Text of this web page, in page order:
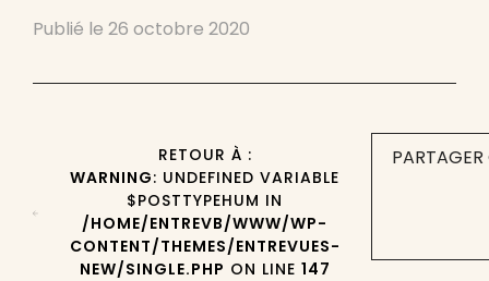
Publié le 26 octobre 2020
RETOUR À :
WARNING: UNDEFINED VARIABLE
$POSTTYPEHUM IN
/HOME/ENTREVB/WWW/WP-
CONTENT/THEMES/ENTREVUES-
NEW/SINGLE.PHP ON LINE 147